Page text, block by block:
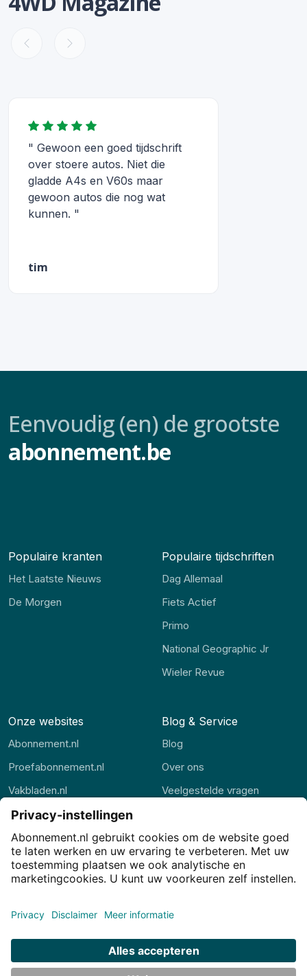
" Gewoon een goed tijdschrift
over stoere autos. Niet die
gladde A4s en V60s maar
gewoon autos die nog wat
kunnen. "
tim
Eenvoudig (en) de grootste
abonnement.be
Populaire kranten
Het Laatste Nieuws
De Morgen
Populaire tijdschriften
Dag Allemaal
Fiets Actief
Primo
National Geographic Jr
Wieler Revue
Onze websites
Abonnement.nl
Proefabonnement.nl
Vakbladen.nl
Abonnement.be
Thuisstudie.nl
Blog & Service
Blog
Over ons
Veelgestelde vragen
Privacy Privacy-instellingen
Cookies
Disclaimer